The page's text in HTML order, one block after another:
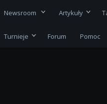
Newsroom Artykuły
Turnieje Forum Pomoc